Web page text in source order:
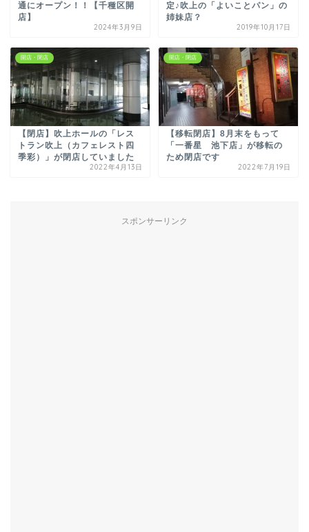
通にオープン！！【千種区開
店】
2024年3月9日
定♪吹上の「よいことパン」の
姉妹店？
2019年10月17日
開店・閉店
【閉店】吹上ホールの「レス
トラン吹上（カフェレスト四
季彩）」が閉店していました
2022年4月13日
開店・閉店
【移転閉店】8月末をもって
「一番星 池下店」が移転の
ため閉店です
2022年7月19日
スポンサーリンク